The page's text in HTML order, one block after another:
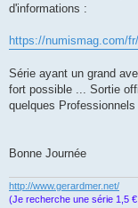
d'informations :
https://numismag.com/
Série ayant un grand
fort possible ... Sortie
quelques
Bonne Journée
http://www.gerardmer.net/
(Je recherche une série 1,5